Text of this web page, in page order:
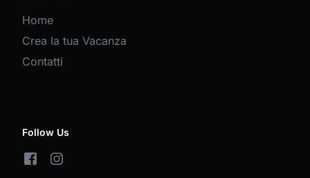
Home
Crea la tua Vacanza
Contatti
Follow Us